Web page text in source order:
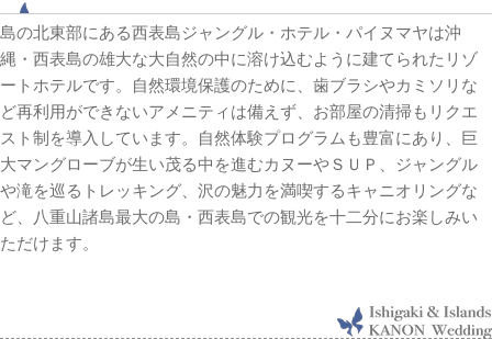
島の北東部にある西表島ジャングル・ホテル・パイヌマヤは沖
縄・西表島の雄大な大自然の中に溶け込むように建てられたリゾ
ートホテルです。自然環境保護のために、歯ブラシやカミソリな
ど再利用ができないアメニティは備えず、お部屋の清掃もリクエ
スト制を導入しています。自然体験プログラムも豊富にあり、巨
大マングローブが生い茂る中を進むカヌーやＳＵＰ、ジャングル
や滝を巡るトレッキング、沢の魅力を満喫するキャニオリングな
ど、八重山諸島最大の島・西表島での観光を十二分にお楽しみい
ただけます。